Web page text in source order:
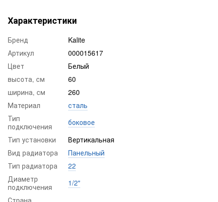
Характеристики
Бренд
Kalite
Артикул
000015617
Цвет
Белый
высота, см
60
ширина, см
260
Материал
сталь
Тип
подключения
боковое
Тип установки
Вертикальная
Вид радиатора
Панельный
Тип радиатора
22
Диаметр
подключения
1/2"
Страна